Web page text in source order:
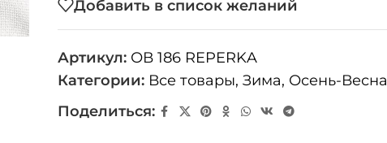
Добавить в список желаний
Артикул: ОВ 186 REPERKA
Категории: Все товары, Зима, Осень-Весна
Поделиться: